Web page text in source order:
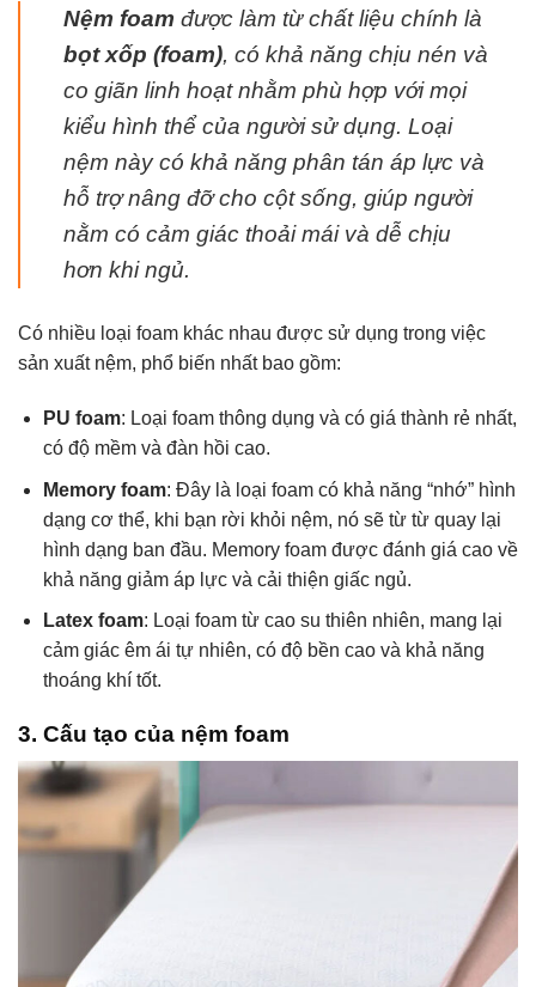
Nệm foam được làm từ chất liệu chính là
bọt xốp (foam), có khả năng chịu nén và
co giãn linh hoạt nhằm phù hợp với mọi
kiểu hình thể của người sử dụng. Loại
nệm này có khả năng phân tán áp lực và
hỗ trợ nâng đỡ cho cột sống, giúp người
nằm có cảm giác thoải mái và dễ chịu
hơn khi ngủ.
Có nhiều loại foam khác nhau được sử dụng trong việc
sản xuất nệm, phổ biến nhất bao gồm:
PU foam: Loại foam thông dụng và có giá thành rẻ nhất,
có độ mềm và đàn hồi cao.
Memory foam: Đây là loại foam có khả năng “nhớ” hình
dạng cơ thể, khi bạn rời khỏi nệm, nó sẽ từ từ quay lại
hình dạng ban đầu. Memory foam được đánh giá cao về
khả năng giảm áp lực và cải thiện giấc ngủ.
Latex foam: Loại foam từ cao su thiên nhiên, mang lại
cảm giác êm ái tự nhiên, có độ bền cao và khả năng
thoáng khí tốt.
3. Cấu tạo của nệm foam